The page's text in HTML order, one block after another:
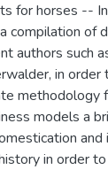
for horses --
compilation of
authors such
in order
models a
and
in order